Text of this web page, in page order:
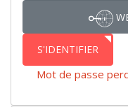
S'IDENTIFIER
Mot de passe